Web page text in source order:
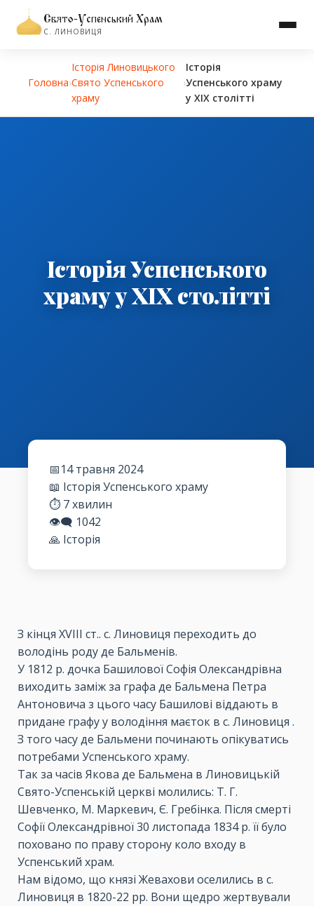
Свято-Успенський Храм
С. ЛИНОВИЦЯ
Головна›
Історiя Линовицького
Свято Успенського
храму
›
Історія
Успенського храму
у ХІХ столітті
Історія Успенського
храму у ХІХ столітті
📅14 травня 2024
📖 Історія Успенського храму
⏱️ 7 хвилин
👁️‍🗨️ 1042
🙏 Історія
З кінця ХVIII ст.. с. Линовиця переходить до
володінь роду де Бальменів.
У 1812 р. дочка Башилової Софія Олександрівна
виходить заміж за графа де Бальмена Петра
Антоновича з цього часу Башилові віддають в
придане графу у володіння маєток в с. Линовиця .
З того часу де Бальмени починають опікуватись
потребами Успенського храму.
Так за часів Якова де Бальмена в Линовицькій
Свято-Успенській церкві молились: Т. Г.
Шевченко, М. Маркевич, Є. Гребінка. Після смерті
Софії Олександрівної 30 листопада 1834 р. її було
поховано по праву сторону коло входу в
Успенський храм.
Нам відомо, що князі Жевахови оселились в с.
Линовиця в 1820-22 рр. Вони щедро жертвували